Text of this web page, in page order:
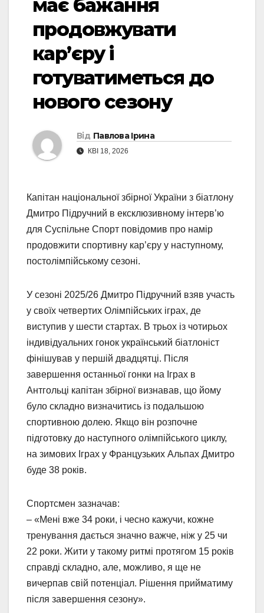
має бажання
продовжувати
кар’єру і
готуватиметься до
нового сезону
Від Павлова Ірина
КВІ 18, 2026
Капітан національної збірної України з біатлону
Дмитро Підручний в ексклюзивному інтерв’ю
для Суспільне Спорт повідомив про намір
продовжити спортивну кар’єру у наступному,
постолімпійському сезоні.
У сезоні 2025/26 Дмитро Підручний взяв участь
у своїх четвертих Олімпійських іграх, де
виступив у шести стартах. В трьох із чотирьох
індивідуальних гонок український біатлоніст
фінішував у першій двадцятці. Після
завершення останньої гонки на Іграх в
Антгольці капітан збірної визнавав, що йому
було складно визначитись із подальшою
спортивною долею. Якщо він розпочне
підготовку до наступного олімпійського циклу,
на зимових Іграх у Французьких Альпах Дмитро
буде 38 років.
Спортсмен зазначав:
– «Мені вже 34 роки, і чесно кажучи, кожне
тренування дається значно важче, ніж у 25 чи
22 роки. Жити у такому ритмі протягом 15 років
справді складно, але, можливо, я ще не
вичерпав свій потенціал. Рішення прийматиму
після завершення сезону».